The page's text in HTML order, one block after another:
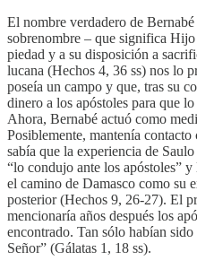
El nombre verdadero de
sobrenombre – que significa
piedad y a su disposición a
lucana (Hechos 4, 36 ss) nos lo
poseía un campo y que, tras su
dinero a los apóstoles para que
Ahora, Bernabé actuó como
Posiblemente, mantenía
sabía que la experiencia de
“lo condujo ante los apóstoles”
el camino de Damasco como su
posterior (Hechos 9, 26-27). El
mencionaría años después los
encontrado. Tan sólo habían
Señor” (Gálatas 1, 18 ss).